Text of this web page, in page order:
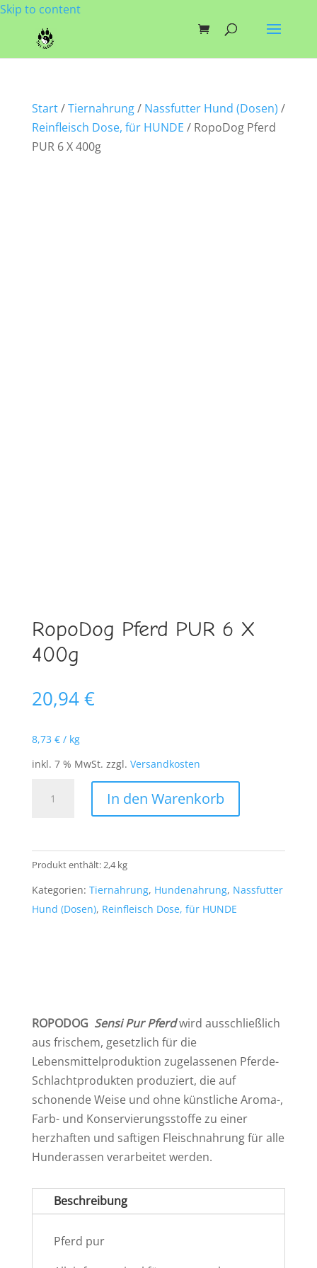
Skip to content
Start/Tiernahrung/ Nassfutter Hund (Dosen) /
Reinfleisch Dose, für HUNDE / RopoDog Pferd
PUR 6 X 400g
RopoDog Pferd PUR 6 X
400g
20,94€
8,73 €/ kg
inkl. 7 % MwSt. zzgl. Versandkosten
Pferd
X
400g
Menge
In den Warenkorb
Produkt enthält: 2,4kg
Kategorien: Tiernahrung, Hundenahrung, Nassfutter
Hund (Dosen), Reinfleisch Dose, für HUNDE
ROPODOG Sensi Pur Pferdwird ausschließlich
aus frischem, gesetzlich für die
Lebensmittelproduktion zugelassenen Pferde-
Schlachtprodukten produziert, die auf
schonende Weise und ohne künstliche Aroma-,
Farb- und Konservierungsstoffe zu einer
herzhaften und saftigen Fleischnahrung für alle
Hunderassen verarbeitet werden.
Beschreibung
Pferd pur